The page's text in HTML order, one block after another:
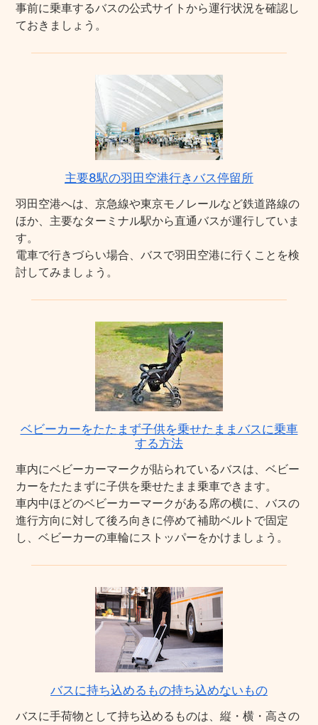
事前に乗車するバスの公式サイトから運行状況を確認し
ておきましょう。
主要8駅の羽田空港行きバス停留所
羽田空港へは、京急線や東京モノレールなど鉄道路線の
ほか、主要なターミナル駅から直通バスが運行していま
す。
電車で行きづらい場合、バスで羽田空港に行くことを検
討してみましょう。
ベビーカーをたたまず子供を乗せたままバスに乗車
する方法
車内にベビーカーマークが貼られているバスは、ベビー
カーをたたまずに子供を乗せたまま乗車できます。
車内中ほどのベビーカーマークがある席の横に、バスの
進行方向に対して後ろ向きに停めて補助ベルトで固定
し、ベビーカーの車輪にストッパーをかけましょう。
バスに持ち込めるもの持ち込めないもの
バスに手荷物として持ち込めるものは、縦・横・高さの